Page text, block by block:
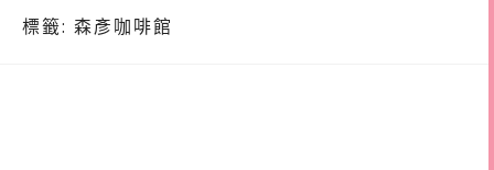
標籤: 森彥咖啡館